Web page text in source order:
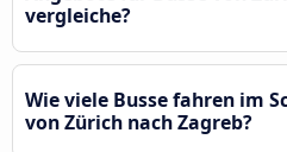
vergleiche?
Wie viele Busse fahren im
von Zürich nach Zagreb?